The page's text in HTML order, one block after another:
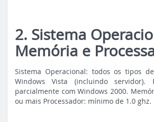
2. Sistema
Memória e
Sistema Operacional: todos os tipos
Windows Vista (incluindo servidor).
parcialmente com Windows 2000.
ou mais Processador: mínimo de 1.0 ghz.